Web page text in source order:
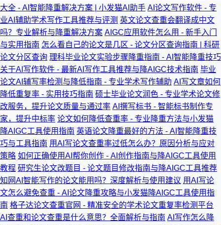
大全 - AI智能降重解决方案 | 小发猫AI助手 AI论文写作软件 - 专
业AI辅助学术写作工具推荐与评测 英文论文查重会翻译成中文
吗？专业解析与降重解决方案 AIGC应用软件怎么用 - 新手入门
与实用指南 怎么看自己的论文是几区 - 论文分区查询指南 | 科研
论文分区查询 理科毕业论文实验步骤降重指南 - AI智能降重技巧
关于AI写作软件 - 最新AI写作工具推荐与降AIGC技术指南 毕业
论文AI辅写率检测与降低指南 - 专业学术写作辅助 AI写文章如何
降低重复率 - 实用技巧指南 硕士毕业论文润色 - 专业学术论文修
改服务，提升论文质量与通过率 AI撰写标书 - 智能标书制作专
家，提升中标率 论文如何降低查重率 - 专业降重方法与小发猫
降AIGC工具使用指南 英语论文降重最好的方法 - AI智能降重技
巧与工具指南 用AI写论文查重率过低怎么办？原因分析与应对
策略 如何正确使用AI帮你创作 - AI创作指南与降AIGC工具使用
教程 研究生论文改题目 - 论文题目修改指南与降AIGC工具推荐
知网AI智能写作的论文能用吗？深度解析与使用建议 用AI写论
文怎么避免查重 - AI论文降重攻略与小发猫降AIGC工具使用指
南 格子达论文查重官网 - 精准安全的学术论文重复率检测平台
AI查重和论文查重是什么意思？全面解析与指南 AI写作怎么降